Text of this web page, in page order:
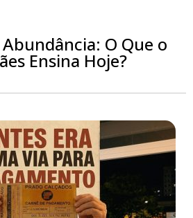
O Que o
Ensina Hoje?